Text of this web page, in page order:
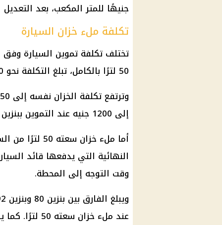
جنيهًا للمتر المكعب، بعد
تكلفة ملء خزان السيارة
تختلف تكلفة تموين السيارة
50 لترًا بالكامل، تبلغ التكلفة نحو 1037.50 جنيه عند استخدام
وترتفع تكلفة الخزان نفسه إلى 1112.50 جنيه عند استخدام
إلى 1200 جنيه عند
التموين ببنزين
النهائية التي يدفعها قائد
وقت التوجه إلى المحطة.
ويبلغ الفارق بين بنزين 80
عند ملء خزان سعته 50 لترًا. كما يصل الفارق بين